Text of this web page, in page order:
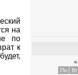
на
по
к
«
Пн
Вт